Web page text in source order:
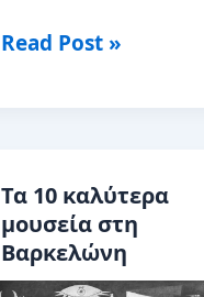
15
Read Post »
Τα 10 καλύτερα
μουσεία στη
Βαρκελώνη